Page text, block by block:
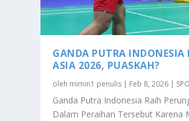
GANDA PUTRA INDONESIA
ASIA 2026, PUASKAH?
oleh mimin1 penulis | Feb 8, 2026 |
Ganda Putra Indonesia Raih
Dalam Peraihan Tersebut Karena